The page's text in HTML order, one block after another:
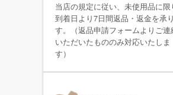
当店の規定に従い、未使用品に限
到着日より7日間返品・返金を承
す。（返品申請フォームよりご連
いただいたもののみ対応いたしま
す）